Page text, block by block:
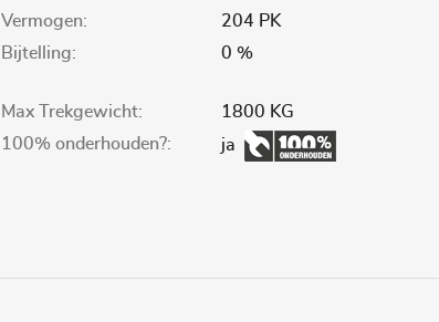
Vermogen: 204 PK
Bijtelling: 0 %
Max Trekgewicht: 1800 KG
100% onderhouden?: ja